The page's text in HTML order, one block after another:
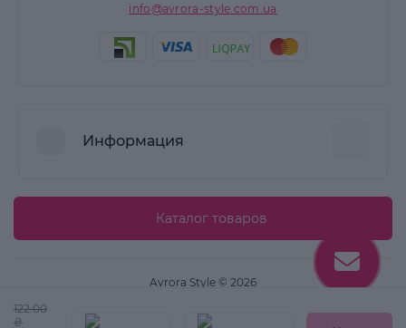
122.00
₴
info@avrora-style.com.ua
Информация
Пользовательское соглашение
Карта сайта
Каталог товаров
Avrora Style © 2026